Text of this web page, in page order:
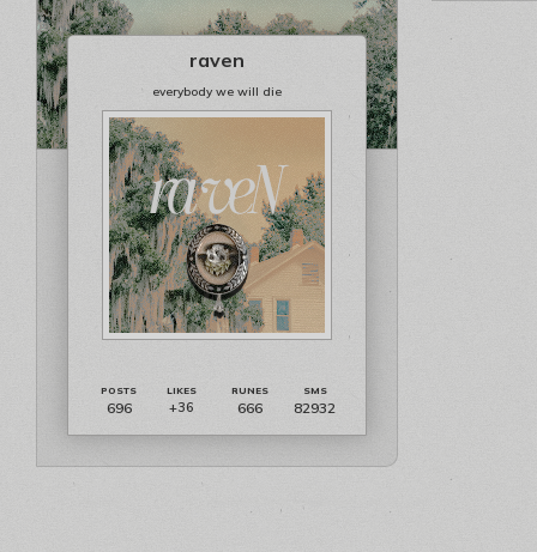
raven
everybody we will die
696 +36 666 82932